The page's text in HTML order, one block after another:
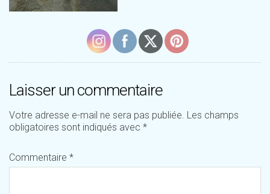
Laisser un commentaire
Votre adresse e-mail ne sera pas publiée. Les champs
obligatoires sont indiqués avec *
Commentaire *